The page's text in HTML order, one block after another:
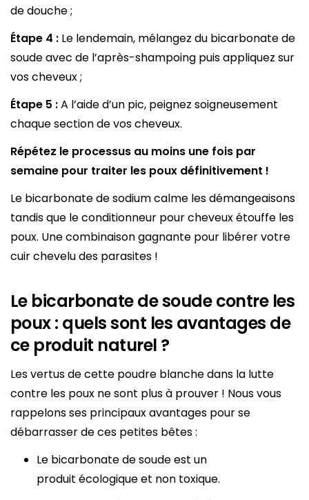
de douche ;
Étape 4 : Le lendemain, mélangez du bicarbonate de
soude avec de l’après-shampoing puis appliquez sur
vos cheveux ;
Étape 5 :A l’aide d’un pic, peignez soigneusement
chaque section de vos cheveux.
Répétez le processus au moins une fois par
semaine pour traiter les poux définitivement !
Le bicarbonate de sodium calme les démangeaisons
tandis que le conditionneur pour cheveux étouffe les
poux. Une combinaison gagnante pour libérer votre
cuir chevelu des parasites !
Le bicarbonate de soude contre les
poux : quels sont les avantages de
ce produit naturel ?
Les vertus de cette poudre blanche dans la lutte
contre les poux ne sont plus à prouver ! Nous vous
rappelons ses principaux avantages pour se
débarrasser de ces petites bêtes :
Le bicarbonate de soude est un
produit écologique et non toxique.